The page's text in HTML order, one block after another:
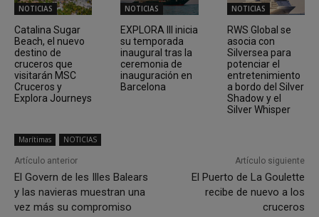
NOTICIAS
Catalina Sugar
Beach, el nuevo
destino de
cruceros que
visitarán MSC
Cruceros y
Explora Journeys
NOTICIAS
EXPLORA III inicia
su temporada
inaugural tras la
ceremonia de
inauguración en
Barcelona
NOTICIAS
RWS Global se
asocia con
Silversea para
potenciar el
entretenimiento
a bordo del Silver
Shadow y el
Silver Whisper
Marítimas NOTICIAS
Artículo anterior
El Govern de les Illes Balears
y las navieras muestran una
vez más su compromiso
Artículo siguiente
El Puerto de La Goulette
recibe de nuevo a los
cruceros